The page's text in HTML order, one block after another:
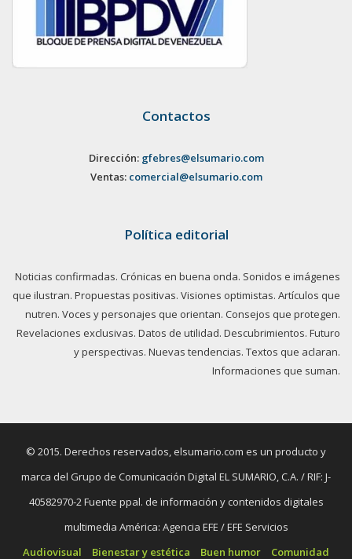
Contactos
Dirección: gfebres@elsumario.com
Ventas: comercial@elsumario.com
Política editorial
Noticias confirmadas. Crónicas en buena onda. Sonidos e imágenes
que ilustran. Propuestas positivas. Visiones optimistas. Artículos que
nutren. Voces y personajes que orientan. Consejos que protegen.
Revelaciones exclusivas. Datos de utilidad. Descubrimientos. Futuro
y perspectivas. Nuevas tendencias. Textos que aclaran.
Informaciones que suman.
© 2015. Derechos reservados, elsumario.com es un producto y
marca del Grupo de Comunicación Digital EL SUMARIO, C.A. / RIF: J-
40582970-2 Fuente ppal. de información y contenidos digitales
multimedia América: Agencia EFE / EFE Servicios
Audiovisual
Bienestar y estética Buen humor Comunidad